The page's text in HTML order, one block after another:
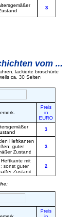
3
vom ...
lackierte broschürte
ca. 30 Seiten
Preis
in
EURO
3
Heftkanten
guter
Zustand
3
mit
sonst guter
Zustand
2
Preis